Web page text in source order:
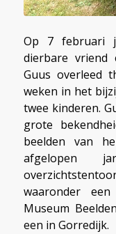
Op 7 februari
dierbare vriend
Guus overleed
weken in het
twee kinderen.
grote
beelden van
afgelopen
waaronder
Museum
een in Gorredijk.